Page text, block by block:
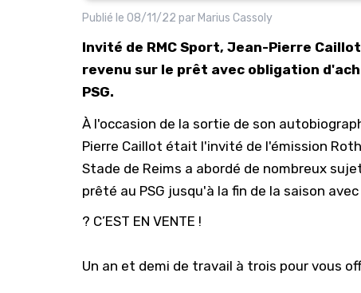
Publié le 08/11/22 par Marius Cassoly
Invité de RMC Sport, Jean-Pierre
revenu sur le prêt avec obligation
PSG.
À l'occasion de la sortie de son
Pierre Caillot était l'invité de l'émission
Stade de Reims a abordé de nombreux
prêté au PSG jusqu'à la fin de la saison
? C’EST EN VENTE !
Un an et demi de travail à trois pour vous